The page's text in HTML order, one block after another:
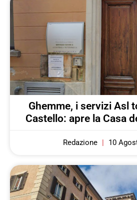
Ghemme, i servizi Asl
Castello: apre la Casa
Redazione 10